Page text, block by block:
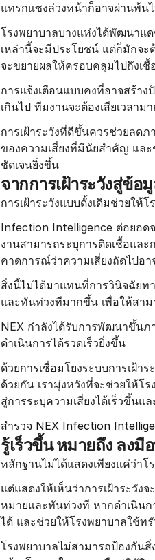
แทรกแซงล่วงหน้าก็อาจผ่านพ้น
โรงพยาบาลบางแห่งได้พัฒนาแ
เหล่านี้จะมีประโยชน์ แต่ก็มักจะ
จะขยายผลให้ครอบคลุมไปถึงเ
การแจ้งเตือนแบบคงที่อาจสร้า
เกินไป ทีมงานจะต้องเสียเวลา
การเฝ้าระวังที่ดีขึ้นควรช่วยลด
ของความเสี่ยงที่มีนัยสำคัญ แล
ชัดเจนยิ่งขึ้น
จากการเฝ้าระวังสู่ข้
การเฝ้าระวังแบบดั้งเดิมช่วยให้
Infection Intelligence ต่อยอด
งานสามารถระบุการติดเชื้อแล
คาดการณ์ว่าความเสี่ยงถัดไปอา
สิ่งนี้ไม่ได้มาแทนที่การวินิจฉัย
และทันท่วงทีมากขึ้น เพื่อให้สา
NEX กำลังได้รับการพัฒนาขึ้นภ
ดำเนินการได้รวดเร็วยิ่งขึ้น
ด้วยการเชื่อมโยงระบบการเฝ้
ด้วยกัน เรามุ่งหวังที่จะช่วยให้โ
สู่การระบุความเสี่ยงได้เร็วขึ้นแ
สำรวจ NEX Infection
รู้เร็วขึ้น หมายถึง ลงมื
หลักฐานไม่ได้แสดงเพียงแค่ว่าโ
แต่แสดงให้เห็นว่าการเฝ้าระวัง
หมายและทันท่วงที หากดำเนินก
ได้ และช่วยให้โรงพยาบาลใช้ท
โรงพยาบาลไม่สามารถป้องกัน